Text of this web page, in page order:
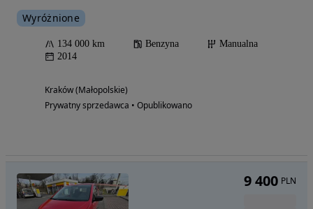
Wyróżnione
134 000 km Benzyna
Manualna
2014
Kraków (Małopolskie)
Prywatny sprzedawca • Opublikowano
9 400 PLN